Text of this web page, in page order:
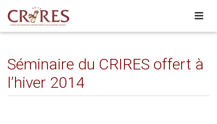
Séminaire du CRIRES offert à
l’hiver 2014